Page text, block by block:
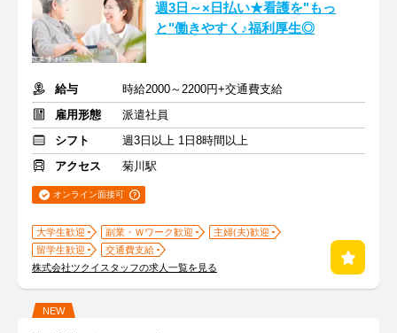
週3日～×日払い★看護を"もっ
と"働きやすく♪福利厚生◎
給与
時給2000～2200円+交通費支給
雇用形態
派遣社員
シフト
週3日以上 1日8時間以上
アクセス
菊川駅
オンライン面接可
大学生歓迎 副業・Ｗワーク歓迎
主婦(夫)歓迎
留学生歓迎
交通費支給
株式会社ツクイスタッフの求人一覧を見る
NEW